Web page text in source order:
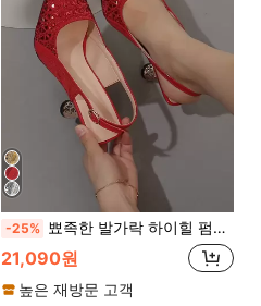
-25% 뾰족한 발가락 하이힐 펌프스 발렌타인, 우아한, 파티 의상
21,090원
높은 재방문 고객